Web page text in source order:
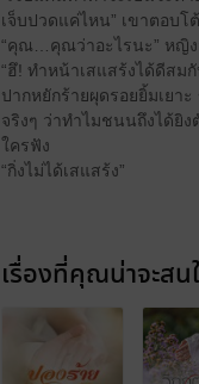
เจ็บปวดแค่ไหน” เขาตอบโ
“คุณ…คุณว่าอะไรนะ” หญิง
“ฮึ! ทำหน้าเสแสร้งได้ดีสม
ปากหยักร้ายผุดรอยยิ้มเยา
จริงๆ ว่าทำไมชนนถึงได้ยิ
ใครฟัง
“กิ่งไม่ได้เสแสร้ง”
เรื่องที่คุณน่าจะสน